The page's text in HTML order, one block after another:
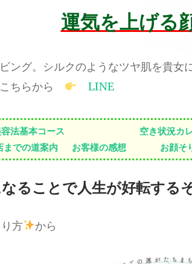
運気を上げる
ング。シルクのようなツヤ肌を貴女
ちらから
LINE
法基本コース
空き状況カ
までの道案内 お客様の感想 お顔そ
ることで人生が好転する
方 から